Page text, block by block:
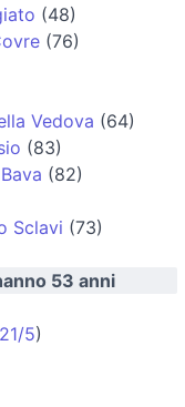
(48)
(76)
Vedova (64)
(83)
(82)
Sclavi (73)
53 anni
21/5)